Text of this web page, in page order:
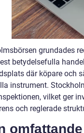
grundades
betydelsefulla
där köpare och
instrument.
vilket ger
och reglerade